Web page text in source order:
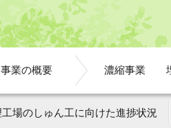
事業の概要 濃縮事業
場のしゅん工に向けた進捗状況